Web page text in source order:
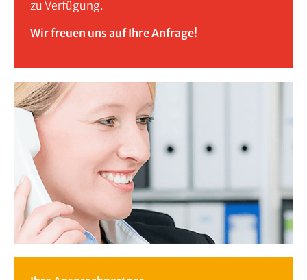
zu Verfügung.
Wir freuen uns auf Ihre Anfrage!